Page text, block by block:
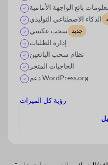
بائع الواجهة الأمامية
الذكاء الاصطناعي التوليدي
سحب عكسي جديد
إدارة الطلبات
نظام سحب البائعين
الحاجيات المتجر
دعم WordPress.org
رؤية كل الميزات